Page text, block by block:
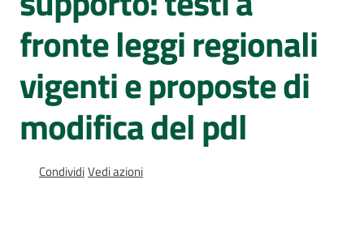
europea
regionale
Sessioni
europee
fronte leggi regionali
vigenti e proposte di
modifica del pdl
CondividiVedi azioni